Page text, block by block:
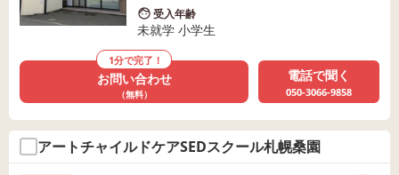
受入年齢
未就学 小学生
1分で完了！
お問い合わせ
（無料）
電話で聞く
050-3066-9858
アートチャイルドケアSEDスクール札幌桑園